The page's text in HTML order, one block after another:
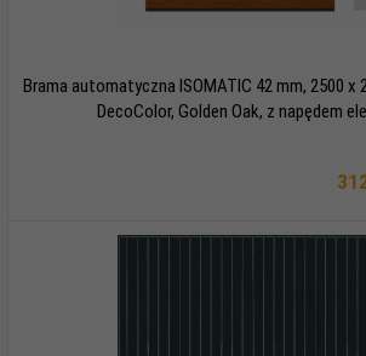
Brama automatyczna ISOMATIC 42 mm, 2500 x
DecoColor, Golden Oak, z napędem